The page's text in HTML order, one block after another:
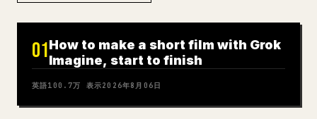
01How to make a short film with Grok
Imagine, start to finish
英語100.7万 表示2026年8月06日